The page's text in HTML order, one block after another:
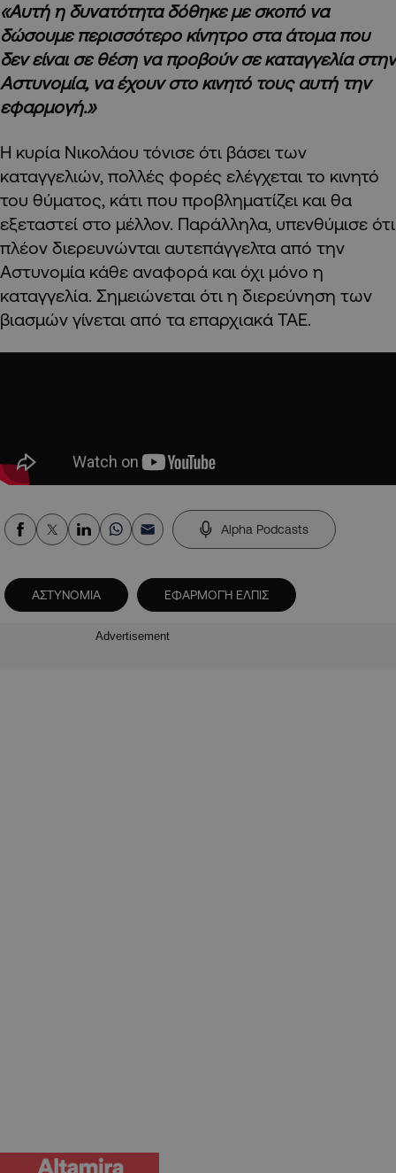
«Αυτή η δυνατότητα δόθηκε με σκοπό να
δώσουμε περισσότερο κίνητρο στα άτομα που
δεν είναι σε θέση να προβούν σε καταγγελία στην
Αστυνομία, να έχουν στο κινητό τους αυτή την
εφαρμογή.»
Η κυρία Νικολάου τόνισε ότι βάσει των
καταγγελιών, πολλές φορές ελέγχεται το κινητό
του θύματος, κάτι που προβληματίζει και θα
εξεταστεί στο μέλλον. Παράλληλα, υπενθύμισε ότι
πλέον διερευνώνται αυτεπάγγελτα από την
Αστυνομία κάθε αναφορά και όχι μόνο η
καταγγελία. Σημειώνεται ότι η διερεύνηση των
βιασμών γίνεται από τα επαρχιακά ΤΑΕ.
Alpha Podcasts
ΑΣΤΥΝΟΜΙΑ ΕΦΑΡΜΟΓΉ ΕΛΠΙΣ
Advertisement